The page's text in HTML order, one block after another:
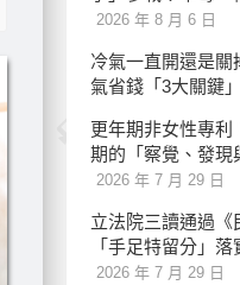
2026 年 8 月 6 日
冷氣一直開還是關
氣省錢「3大關鍵」
更年期非女性專利
期的「察覺、發現
2026 年 7 月 29 日
立法院三讀通過《
「手足特留分」
2026 年 7 月 29 日